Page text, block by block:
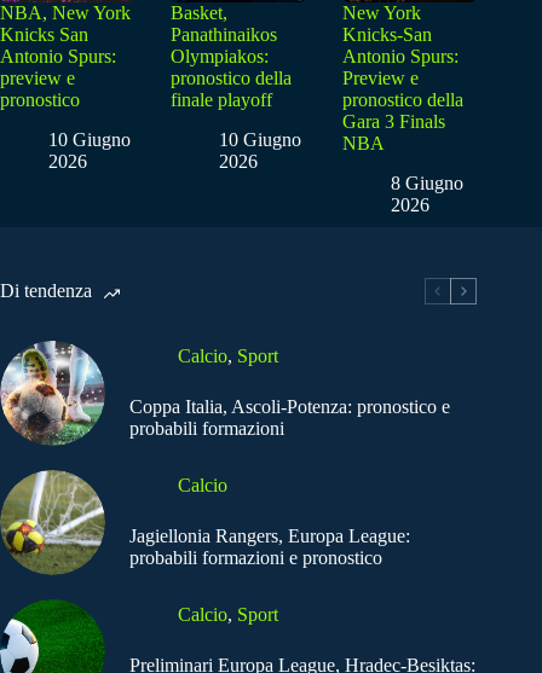
NBA, New York
Knicks San
Antonio Spurs:
preview e
pronostico
10 Giugno
2026
Basket,
Panathinaikos
Olympiakos:
pronostico della
finale playoff
10 Giugno
2026
New York
Knicks-San
Antonio Spurs:
Preview e
pronostico della
Gara 3 Finals
NBA
8 Giugno
2026
Di tendenza
Calcio, Sport
Coppa Italia, Ascoli-Potenza: pronostico e
probabili formazioni
Calcio
Jagiellonia Rangers, Europa League:
probabili formazioni e pronostico
Calcio, Sport
Preliminari Europa League, Hradec-Besiktas: